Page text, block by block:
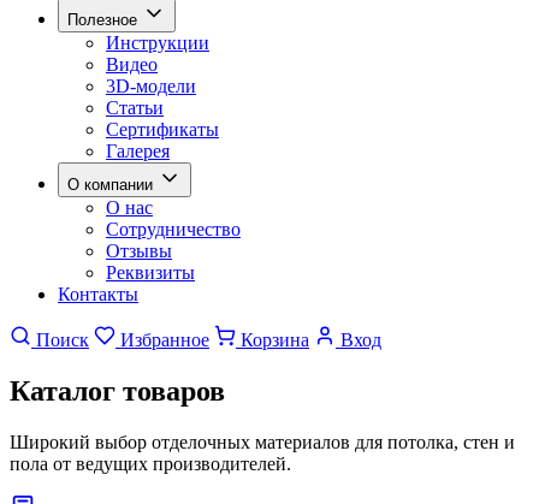
Полезное
Инструкции
Видео
3D-модели
Статьи
Сертификаты
Галерея
О компании
О нас
Сотрудничество
Отзывы
Реквизиты
Контакты
Поиск Избранное Корзина Вход
Каталог товаров
Широкий выбор отделочных материалов для потолка, стен и
пола от ведущих производителей.